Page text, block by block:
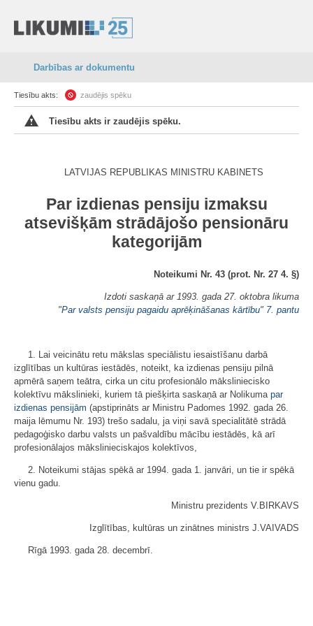
Darbības ar dokumentu
Tiesību akts: zaudējis spēku
Tiesību akts ir zaudējis spēku.
LATVIJAS REPUBLIKAS MINISTRU KABINETS
Par izdienas pensiju izmaksu
atsevišķām strādājošo pensionāru
kategorijām
Noteikumi Nr. 43 (prot. Nr. 27 4. §)
Izdoti saskaņā ar 1993. gada 27. oktobra likuma
"Par valsts pensiju pagaidu aprēķināšanas kārtību" 7. pantu
1. Lai veicinātu retu mākslas speciālistu iesaistīšanu darbā
izglītības un kultūras iestādēs, noteikt, ka izdienas pensiju pilnā
apmērā saņem teātra, cirka un citu profesionālo māksliniecisko
kolektīvu mākslinieki, kuriem tā piešķirta saskaņā ar Nolikuma par
izdienas pensijām (apstiprināts ar Ministru Padomes 1992. gada 26.
maija lēmumu Nr. 193) trešo sadalu, ja viņi savā specialitātē strādā
pedagoģisko darbu valsts un pašvaldību mācību iestādēs, kā arī
profesionālajos mākslinieciskajos kolektīvos,
2. Noteikumi stājas spēkā ar 1994. gada 1. janvāri, un tie ir spēkā
vienu gadu.
Ministru prezidents V.BIRKAVS
Izglītības, kultūras un zinātnes ministrs J.VAIVADS
Rīgā 1993. gada 28. decembrī.